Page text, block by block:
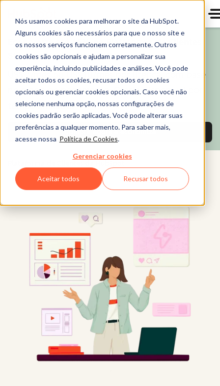
Nós usamos cookies para melhorar o site da HubSpot.
Alguns cookies são necessários para que o nosso site e
os nossos serviços funcionem corretamente. Outros
cookies são opcionais e ajudam a personalizar sua
experiência, incluindo publicidades e análises. Você pode
aceitar todos os cookies, recusar todos os cookies
opcionais ou gerenciar cookies opcionais. Caso você não
selecione nenhuma opção, nossas configurações de
cookies padrão serão aplicadas. Você pode alterar suas
preferências a qualquer momento. Para saber mais,
acesse nossa Política de Cookies.
Gerenciar cookies
Aceitar todos Recusar todos
Economize até 65% na Plataforma de Clientes
Starter no primeiro ano!
US$ 7/mês ou US$ 10/mês por licença, com base
no plano de pagamento. Oferta disponível por
tempo limitado.
Compre agora e economize